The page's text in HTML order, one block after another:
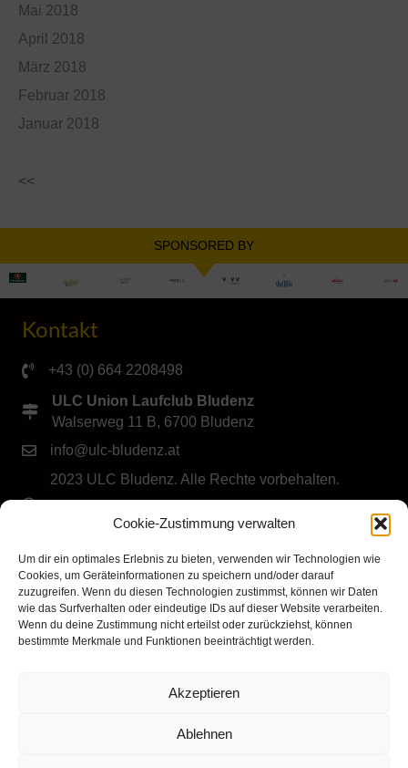
Cookie-Zustimmung verwalten
Um dir ein optimales Erlebnis zu bieten, verwenden wir Technologien wie
Cookies, um Geräteinformationen zu speichern und/oder darauf
zuzugreifen. Wenn du diesen Technologien zustimmst, können wir Daten
wie das Surfverhalten oder eindeutige IDs auf dieser Website verarbeiten.
Wenn du deine Zustimmung nicht erteilst oder zurückziehst, können
bestimmte Merkmale und Funktionen beeinträchtigt werden.
Akzeptieren
Ablehnen
Mai 2018
April 2018
März 2018
Februar 2018
Januar 2018
<<
SPONSORED BY
Kontakt
+43 (0) 664 2208498
ULC Union Laufclub Bludenz
Walserweg 11 B, 6700 Bludenz
info@ulc-bludenz.at
2023 ULC Bludenz. Alle Rechte vorbehalten.
Folge dem ULC Bludenz
Klicke hier, um Marketing-Cookies zu